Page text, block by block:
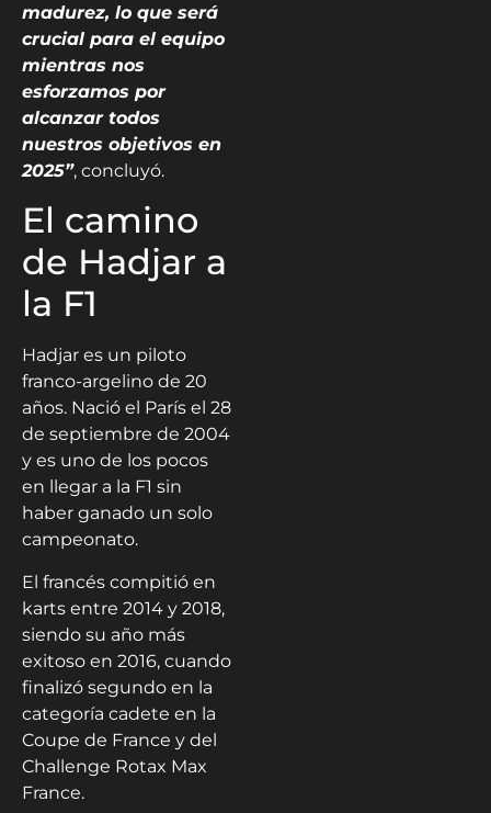
madurez, lo que será
crucial para el equipo
mientras nos
esforzamos por
alcanzar todos
nuestros objetivos en
2025”, concluyó.
El camino
de Hadjar a
la F1
Hadjar es un piloto
franco-argelino de 20
años. Nació el París el 28
de septiembre de 2004
y es uno de los pocos
en llegar a la F1 sin
haber ganado un solo
campeonato.
El francés compitió en
karts entre 2014 y 2018,
siendo su año más
exitoso en 2016, cuando
finalizó segundo en la
categoría cadete en la
Coupe de France y del
Challenge Rotax Max
France.